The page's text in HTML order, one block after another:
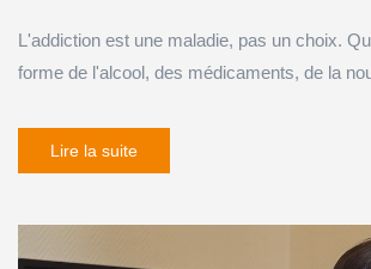
L'addiction est une maladie, pas un choix.
forme de l'alcool, des médicaments, de la
Lire la suite